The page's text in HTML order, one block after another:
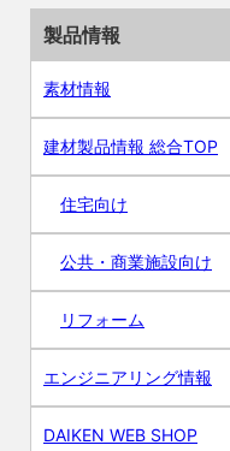
製品情報
素材情報
建材製品情報 総合TOP
住宅向け
公共・商業施設向け
リフォーム
エンジニアリング情報
DAIKEN WEB SHOP